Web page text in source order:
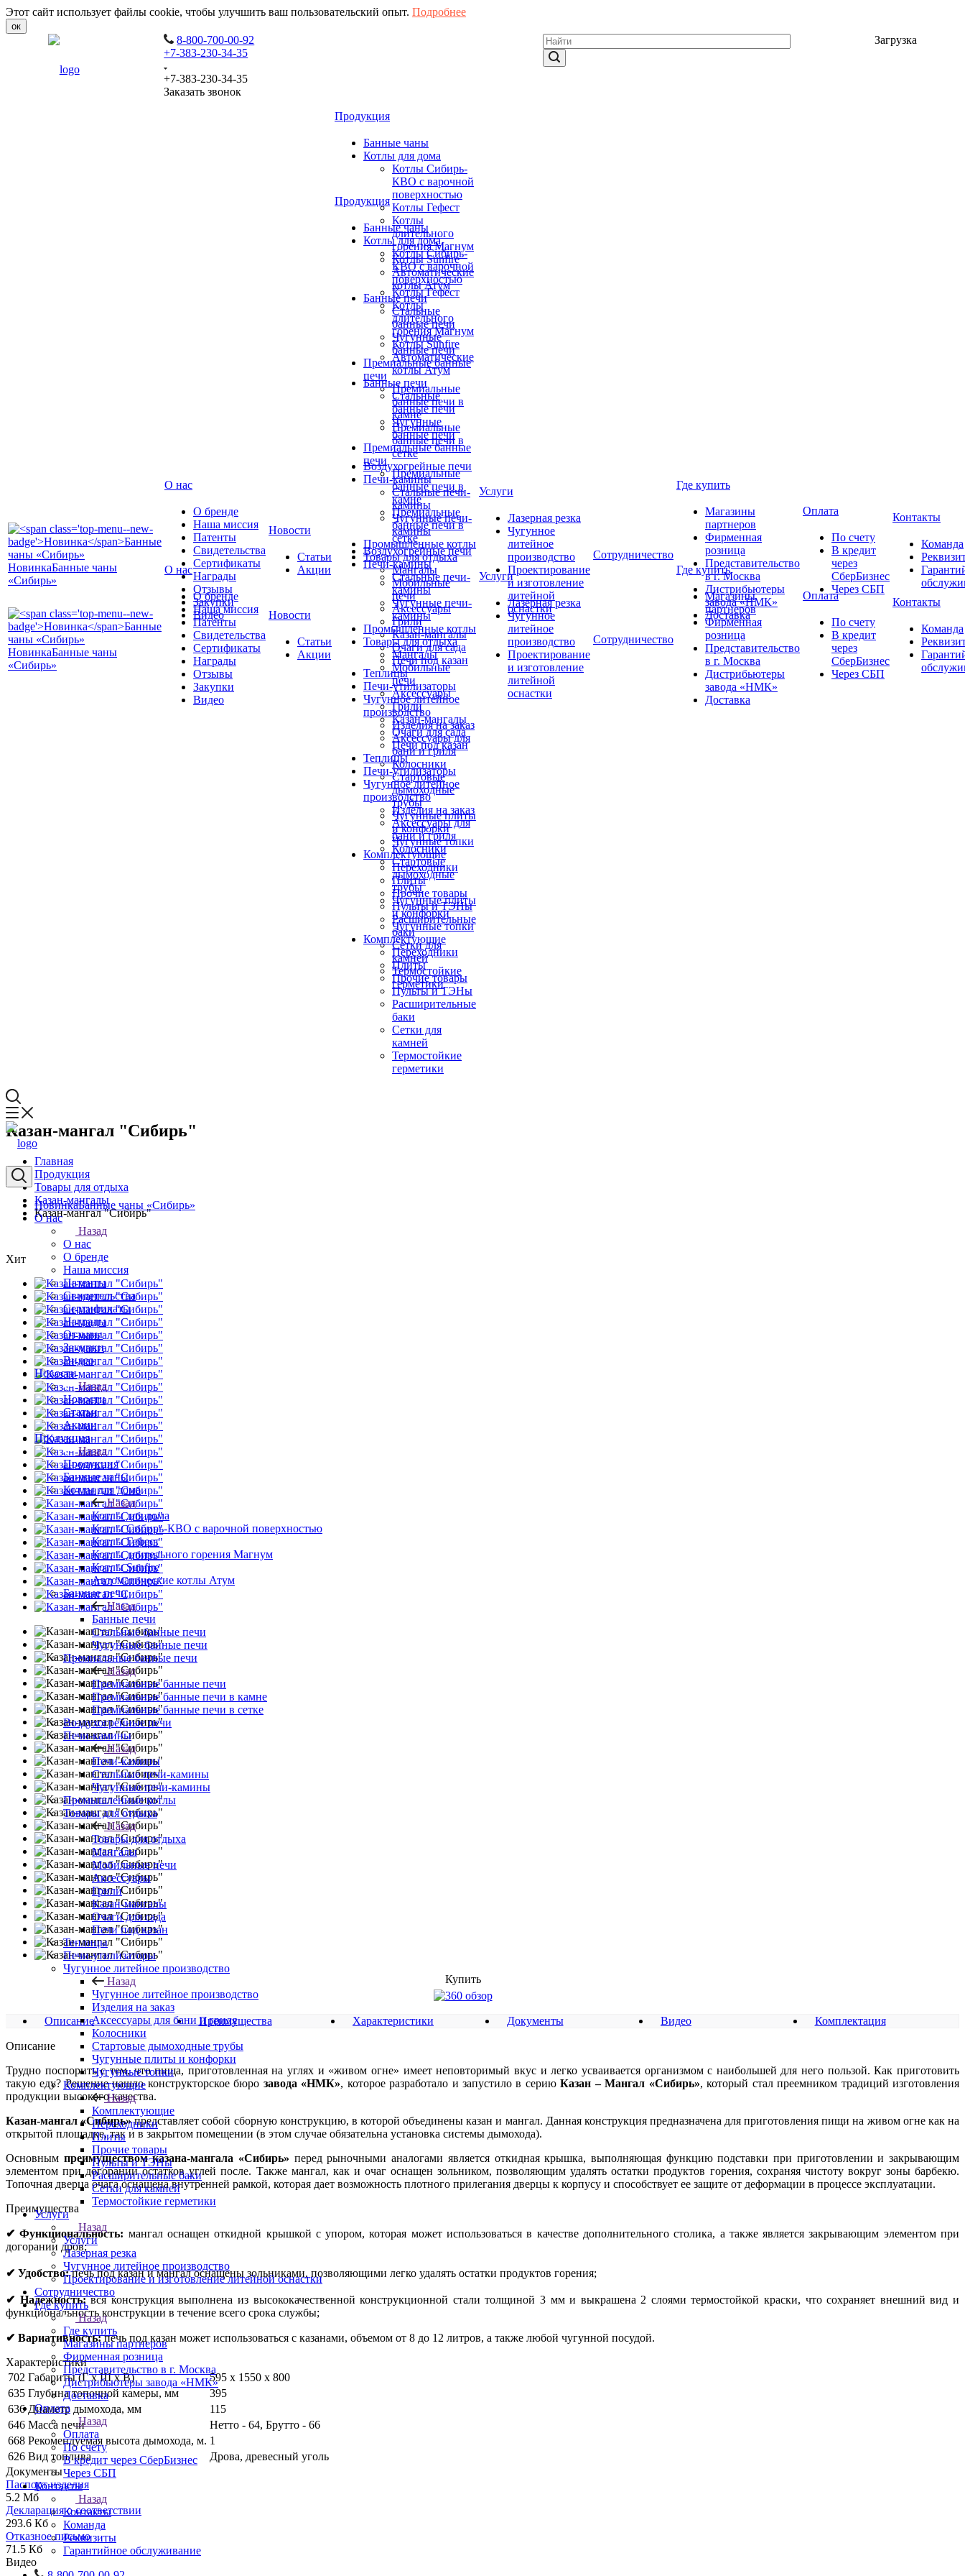
Этот сайт использует файлы cookie, чтобы улучшить ваш пользовательский опыт. Подробнее
ок
8-800-700-00-92
+7-383-230-34-35
+7-383-230-34-35
Заказать звонок
Загрузка
НовинкаБанные чаны
«Сибирь»
О нас
О бренде
Наша миссия
Патенты
Свидетельства
Сертификаты
Награды
Отзывы
Закупки
Видео
Новости
Статьи
Акции
Продукция
Банные чаны
Котлы для дома
Котлы Сибирь-
КВО с варочной
поверхностью
Котлы Гефест
Котлы
длительного
горения Магнум
Котлы Sunfire
Автоматические
котлы Атум
Банные печи
Стальные
банные печи
Чугунные
банные печи
Премиальные банные
печи
Премиальные
банные печи в
камне
Премиальные
банные печи в
сетке
Воздухогрейные печи
Печи-камины
Стальные печи-
камины
Чугунные печи-
камины
Промышленные котлы
Товары для отдыха
Мангалы
Мобильные
печи
Аксессуары
Грили
Казан-мангалы
Очаги для сада
Печи под казан
Теплицы
Печи-утилизаторы
Чугунное литейное
производство
Изделия на заказ
Аксессуары для
бани и гриля
Колосники
Стартовые
дымоходные
трубы
Чугунные плиты
и конфорки
Чугунные топки
Комплектующие
Переходники
Плиты
Прочие товары
Пульты и ТЭНы
Расширительные
баки
Сетки для
камней
Термостойкие
герметики
Услуги
Лазерная резка
Чугунное
литейное
производство
Проектирование
и изготовление
литейной
оснастки
Сотрудничество
Где купить
Магазины
партнеров
Фирменная
розница
Представительство
в г. Москва
Дистрибьютеры
завода «НМК»
Доставка
Оплата
По счету
В кредит
через
СберБизнес
Через СБП
Контакты
Команда
НовинкаБанные чаны
«Сибирь»
О нас
О бренде
Наша миссия
Патенты
Свидетельства
Сертификаты
Награды
Отзывы
Закупки
Видео
Новости
Статьи
Акции
Продукция
Банные чаны
Котлы для дома
Котлы Сибирь-
КВО с варочной
поверхностью
Котлы Гефест
Котлы
длительного
горения Магнум
Котлы Sunfire
Автоматические
котлы Атум
Банные печи
Стальные
банные печи
Чугунные
банные печи
Премиальные банные
печи
Премиальные
банные печи в
камне
Премиальные
банные печи в
сетке
Воздухогрейные печи
Печи-камины
Стальные печи-
камины
Чугунные печи-
камины
Промышленные котлы
Товары для отдыха
Мангалы
Мобильные
печи
Аксессуары
Грили
Казан-мангалы
Очаги для сада
Печи под казан
Теплицы
Печи-утилизаторы
Чугунное литейное
производство
Изделия на заказ
Аксессуары для
бани и гриля
Колосники
Стартовые
дымоходные
трубы
Чугунные плиты
и конфорки
Чугунные топки
Комплектующие
Переходники
Плиты
Прочие товары
Пульты и ТЭНы
Расширительные
баки
Сетки для
камней
Термостойкие
герметики
Услуги
Лазерная резка
Чугунное
литейное
производство
Проектирование
и изготовление
литейной
оснастки
Сотрудничество
Где купить
Магазины
партнеров
Фирменная
розница
Представительство
в г. Москва
Дистрибьютеры
завода «НМК»
Доставка
Оплата
По счету
В кредит
через
СберБизнес
Через СБП
Контакты
Команда
НовинкаБанные чаны «Сибирь»
О нас
Назад
О нас
О бренде
Наша миссия
Патенты
Свидетельства
Сертификаты
Награды
Отзывы
Закупки
Видео
Новости
Назад
Новости
Статьи
Акции
Продукция
Назад
Продукция
Банные чаны
Котлы для дома
Назад
Котлы для дома
Котлы Сибирь-КВО с варочной поверхностью
Котлы Гефест
Котлы длительного горения Магнум
Котлы Sunfire
Автоматические котлы Атум
Банные печи
Назад
Банные печи
Стальные банные печи
Чугунные банные печи
Премиальные банные печи
Назад
Премиальные банные печи
Премиальные банные печи в камне
Премиальные банные печи в сетке
Воздухогрейные печи
Печи-камины
Назад
Печи-камины
Стальные печи-камины
Чугунные печи-камины
Промышленные котлы
Товары для отдыха
Назад
Товары для отдыха
Мангалы
Мобильные печи
Аксессуары
Грили
Казан-мангалы
Очаги для сада
Печи под казан
Теплицы
Печи-утилизаторы
Чугунное литейное производство
Назад
Чугунное литейное производство
Изделия на заказ
Аксессуары для бани и гриля
Колосники
Стартовые дымоходные трубы
Чугунные плиты и конфорки
Чугунные топки
Комплектующие
Назад
Комплектующие
Переходники
Плиты
Прочие товары
Пульты и ТЭНы
Расширительные баки
Сетки для камней
Термостойкие герметики
Услуги
Назад
Услуги
Лазерная резка
Чугунное литейное производство
Проектирование и изготовление литейной оснастки
Сотрудничество
Где купить
Назад
Где купить
Магазины партнеров
Фирменная розница
Представительство в г. Москва
Дистрибьютеры завода «НМК»
Доставка
Оплата
Назад
Оплата
По счету
В кредит через СберБизнес
Через СБП
Контакты
Назад
Контакты
Команда
Реквизиты
Гарантийное обслуживание
Казан-мангал "Сибирь"
Главная
Продукция
Товары для отдыха
Казан-мангалы
Казан-мангал "Сибирь"
Хит
Купить
Описание Преимущества Характеристики Документы Видео Комплектация
Описание
Трудно поспорить с тем, что пища, приготовленная на углях и «живом огне» имеет неповторимый вкус и легко усваивается организмом с наибольшей для него пользой. Как приготовить
такую еду? Решение нашло конструкторское бюро завода «НМК», которое разработало и запустило в сериюКазан – Мангал «Сибирь», который стал преемником традиций изготовления
продукции высокого качества.
Казан-мангал «Сибирь»представляет собой сборную конструкцию, в которой объединены казан и мангал. Данная конструкция предназначена для приготовления пищи на живом огне как на
открытой площадке, так и в закрытом помещении (в этом случае обязательна установка системы дымохода).
Основным преимуществом казана-мангала «Сибирь» перед рыночными аналогами является откидная крышка, выполняющая функцию подставки при приготовлении и закрывающим
элементом при догорании остатков углей после. Также мангал, как и очаг оснащен зольником, позволяющим удалять остатки продуктов горения, сохраняя чистоту вокруг зоны барбекю.
Топочная дверца очага оснащена внутренней рамкой, которая дает возможность плотного прилегания дверцы к корпусу и способствует ее защите от деформации в процессе эксплуатации.
Преимущества
✔ Функциональность: мангал оснащен откидной крышкой с упором, которая может использоваться в качестве дополнительного столика, а также является закрывающим элементом при
догорании дров;
✔ Удобство:печь под казан и мангал оснащены зольниками, позволяющими легко удалять остатки продуктов горения;
✔ Надежность:вся конструкция выполнена из высококачественной конструкционной стали толщиной 3 мм и выкрашена 2 слоями термостойкой краски, что сохраняет внешний вид и
функциональность конструкции в течение всего срока службы;
✔ Вариативность:печь под казан может использоваться с казанами, объемом от 8 до 12 литров, а также любой чугунной посудой.
Характеристики
702 Габариты (Г х Ш х В)
595 х 1550 х 800
635 Глубина топочной камеры, мм
395
636 Диаметр дымохода, мм
115
646 Масса печи
Нетто - 64, Брутто - 66
668 Рекомендуемая высота дымохода, м. 1
626 Вид топлива
Дрова, древесный уголь
Документы
Паспорт изделия
5.2 Мб
Декларация о соответствии
293.6 Кб
Отказное письмо
71.5 Кб
Видео